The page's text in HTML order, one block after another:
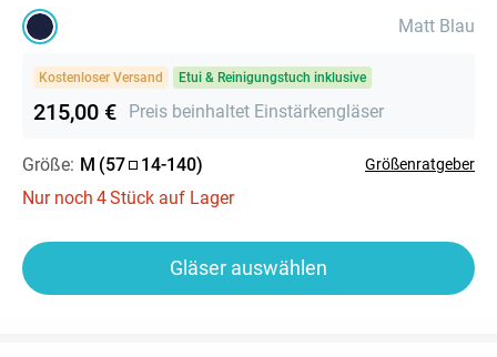
Matt Blau
Kostenloser Versand Etui & Reinigungstuch inklusive
215,00 € Preis beinhaltet Einstärkengläser
Größe: M (57 14-140) Größenratgeber
Nur noch 4Stück auf Lager
Gläser auswählen